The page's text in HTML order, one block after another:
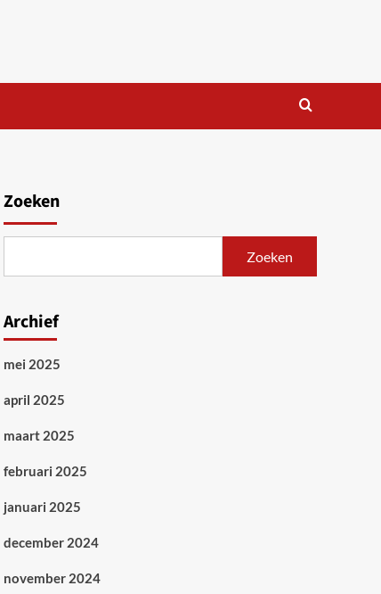
Zoeken
Zoeken
Archief
mei 2025
april 2025
maart 2025
februari 2025
januari 2025
december 2024
november 2024